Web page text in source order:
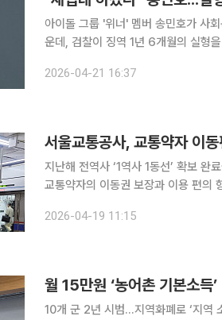
아이돌 그룹 '위너' 멤버 송민호가 사
운데, 검찰이 징역 1년 6개월의 실형
역법 위반 혐의 첫 공판에서 검찰은
2026-04-21 16:37
서울교통공사, 교통약자 이
지난해 전역사 ‘1역사 1동선’ 확보 완료올해
교통약자의 이동권 보장과 이용 편의
2026-04-19 11:15
10개 군 2년 시범…지역화폐로 ‘지역